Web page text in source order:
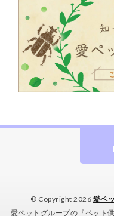
© Copyright 2026 愛ペ
愛ペットグループの『ペット